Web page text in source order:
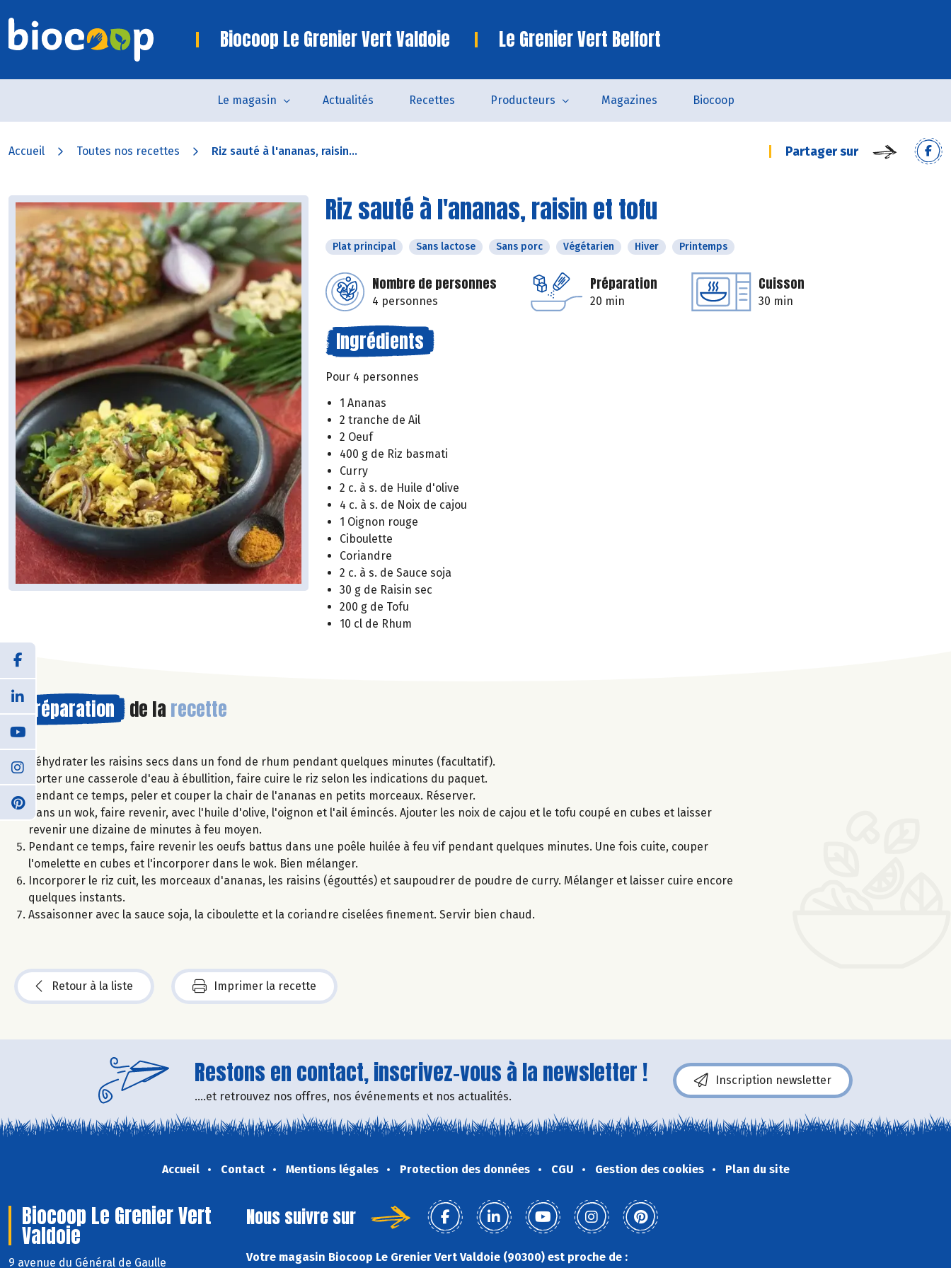
Biocoop Le Grenier Vert Valdoie Le Grenier Vert Belfort
Le magasin Actualités Recettes Producteurs Magazines Biocoop
Accueil Toutes nos recettes Riz sauté à l'ananas, raisin... Partager sur
Riz sauté à l'ananas, raisin et tofu
Plat principal Sans lactose Sans porc Végétarien Hiver Printemps
Nombre de personnes
4 personnes
Préparation
20 min
Cuisson
30 min
Ingrédients
Pour 4 personnes
1 Ananas
2 tranche de Ail
2 Oeuf
400 g de Riz basmati
Curry
2 c. à s. de Huile d'olive
4 c. à s. de Noix de cajou
1 Oignon rouge
Ciboulette
Coriandre
2 c. à s. de Sauce soja
30 g de Raisin sec
200 g de Tofu
10 cl de Rhum
Préparation de la recette
Réhydrater les raisins secs dans un fond de rhum pendant quelques minutes (facultatif).
Porter une casserole d'eau à ébullition, faire cuire le riz selon les indications du paquet.
Pendant ce temps, peler et couper la chair de l'ananas en petits morceaux. Réserver.
Dans un wok, faire revenir, avec l'huile d'olive, l'oignon et l'ail émincés. Ajouter les noix de cajou et le tofu coupé en cubes et laisser
revenir une dizaine de minutes à feu moyen.
Pendant ce temps, faire revenir les oeufs battus dans une poêle huilée à feu vif pendant quelques minutes. Une fois cuite, couper
l'omelette en cubes et l'incorporer dans le wok. Bien mélanger.
Incorporer le riz cuit, les morceaux d'ananas, les raisins (égouttés) et saupoudrer de poudre de curry. Mélanger et laisser cuire encore
quelques instants.
Assaisonner avec la sauce soja, la ciboulette et la coriandre ciselées finement. Servir bien chaud.
Retour à la liste Imprimer la recette
Restons en contact, inscrivez-vous à la newsletter !
....et retrouvez nos offres, nos événements et nos actualités.
Inscription newsletter
Accueil Contact Mentions légales Protection des données CGU Gestion des cookies Plan du site
Biocoop Le Grenier Vert
Valdoie
9 avenue du Général de Gaulle
Nous suivre sur
Votre magasin Biocoop Le Grenier Vert Valdoie (90300) est proche de :